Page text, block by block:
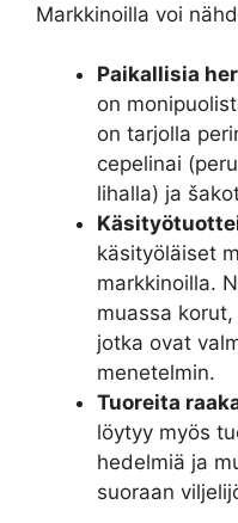
Markkinoilla voi
Paikallisia
on
on tarjolla
cepelinai
lihalla) ja
käsityöläiset
markkinoilla.
muassa
jotka ovat
menetelmin.
Tuoreita
löytyy myös
hedelmiä ja
suoraan